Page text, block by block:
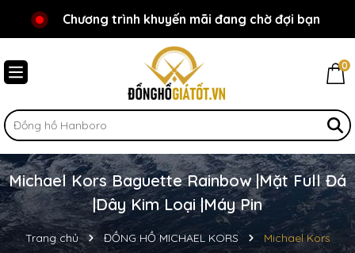
Chào mừng bạn đến với Đồnghồgiátốt.vn!
Chương trình khuyến mãi đang chờ đợi bạn
0
Michael Kors Baguette Rainbow |Mặt Full Đá
|Dây Kim Loại |Máy Pin
Trang chủ ĐỒNG HỒ MICHAEL KORS
Michael Kors